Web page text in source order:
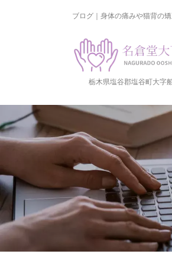
ブログ｜身体の痛みや猫背の
栃木県塩谷郡塩谷町大字